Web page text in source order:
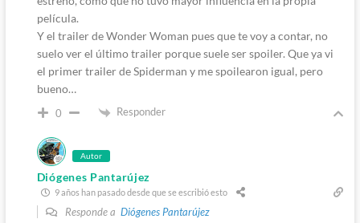
película.
Y el trailer de Wonder Woman pues que te voy a contar, no
suelo ver el último trailer porque suele ser spoiler. Que ya vi
el primer trailer de Spiderman y me spoilearon igual, pero
bueno…
0 Responder
Autor
Diógenes Pantarújez
9 años han pasado desde que se escribió esto
Responde a Diógenes Pantarújez